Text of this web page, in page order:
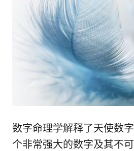
数字命理学解释了天使数
个非常强大的数字及其不